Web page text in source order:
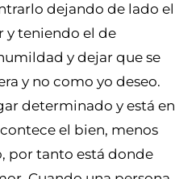
dejando de lado el
y teniendo el de
y dejar que se
y no como yo deseo.
determinado y está en
el bien, menos
por tanto está donde